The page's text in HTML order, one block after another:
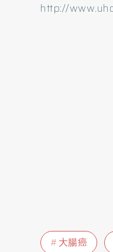
http://
大腸癌